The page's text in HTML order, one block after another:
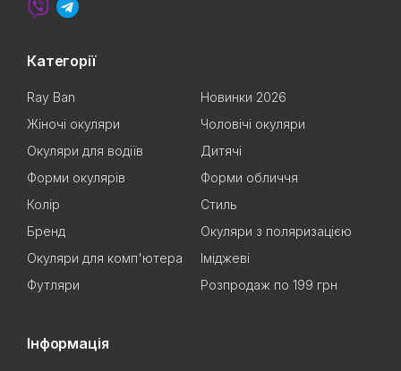
Категорії
Ray Ban
Новинки 2026
Жіночі окуляри
Чоловічі окуляри
Окуляри для водіїв
Дитячі
Форми окулярів
Форми обличчя
Колір
Стиль
Бренд
Окуляри з поляризацією
Окуляри для комп'ютера
Іміджеві
Футляри
Розпродаж по 199 грн
Інформація